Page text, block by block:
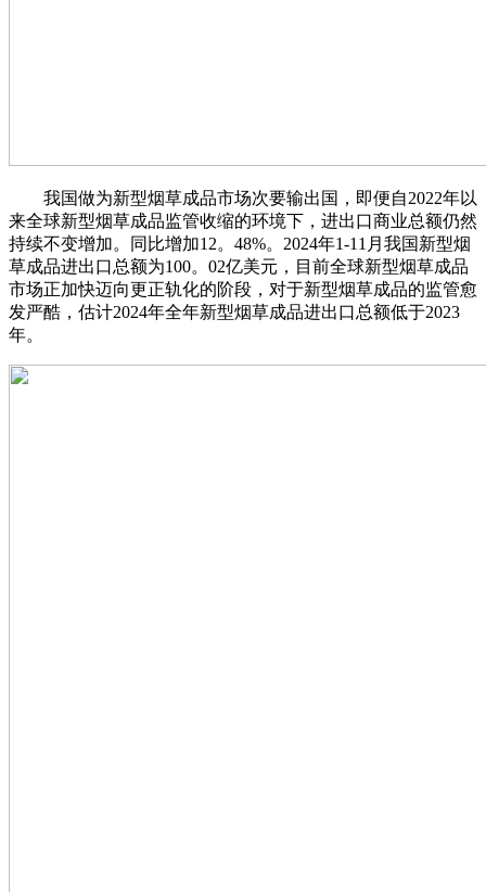
我国做为新型烟草成品市场次要输出国，即便自2022年以
来全球新型烟草成品监管收缩的环境下，进出口商业总额仍然
持续不变增加。同比增加12。48%。2024年1-11月我国新型烟
草成品进出口总额为100。02亿美元，目前全球新型烟草成品
市场正加快迈向更正轨化的阶段，对于新型烟草成品的监管愈
发严酷，估计2024年全年新型烟草成品进出口总额低于2023
年。